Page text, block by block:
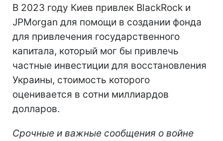
В 2023 году Киев привлек BlackRock и
JPMorgan для помощи в создании фонда
для привлечения государственного
капитала, который мог бы привлечь
частные инвестиции для восстановления
Украины, стоимость которого
оценивается в сотни миллиардов
долларов.
Срочные и важные сообщения о войне